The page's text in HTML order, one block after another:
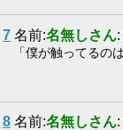
7 名前:名無しさん
「僕が触ってるの
8 名前:名無しさん